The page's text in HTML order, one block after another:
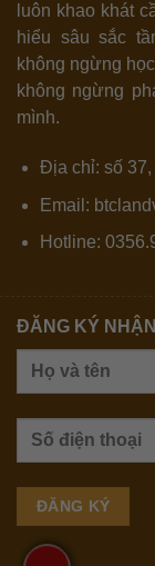
luôn khao khát
hiểu sâu sắc
không ngừng
không ngừng
mình.
Địa chỉ: số
Email:
Hotline:
ĐĂNG KÝ